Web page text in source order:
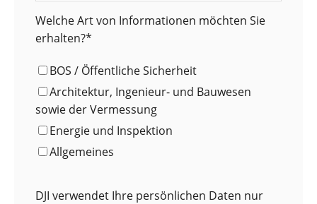
Welche Art von Informationen möchten Sie
erhalten?*
BOS / Öffentliche Sicherheit
Architektur, Ingenieur- und Bauwesen
sowie der Vermessung
Energie und Inspektion
Allgemeines
DJI verwendet Ihre persönlichen Daten nur